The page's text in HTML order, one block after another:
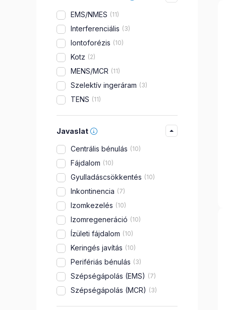
EMS/NMES 11
Interferenciális 3
Iontoforézis 10
Kotz 2
MENS/MCR 11
Szelektív ingeráram 3
TENS 11
Javaslat
Centrális bénulás 10
Fájdalom 10
Gyulladáscsökkentés 10
Inkontinencia 7
Izomkezelés 10
Izomregeneráció 10
Ízületi fájdalom 10
Keringés javítás 10
Perifériás bénulás 3
Szépségápolás (EMS) 7
Szépségápolás (MCR) 3